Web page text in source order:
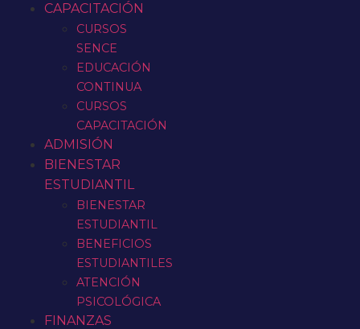
CAPACITACIÓN
CURSOS
SENCE
EDUCACIÓN
CONTINUA
CURSOS
CAPACITACIÓN
ADMISIÓN
BIENESTAR
ESTUDIANTIL
BIENESTAR
ESTUDIANTIL
BENEFICIOS
ESTUDIANTILES
ATENCIÓN
PSICOLÓGICA
FINANZAS